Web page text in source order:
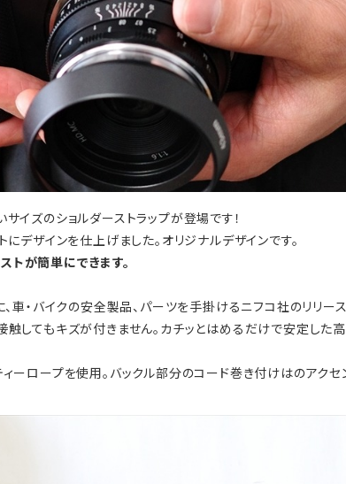
イズのショルダーストラップが登場です！
にデザインを仕上げました。オリジナルデザインです。
トが簡単にできます。
車・バイクの安全製品、パーツを手掛けるニフコ社のリリー
触してもキズが付きません。カチッとはめるだけで安定した
ーロープを使用。バックル部分のコード巻き付けはのアク